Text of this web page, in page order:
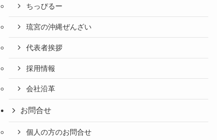
ちっぴるー
琉宮の沖縄ぜんざい
代表者挨拶
採用情報
会社沿革
お問合せ
個人の方のお問合せ